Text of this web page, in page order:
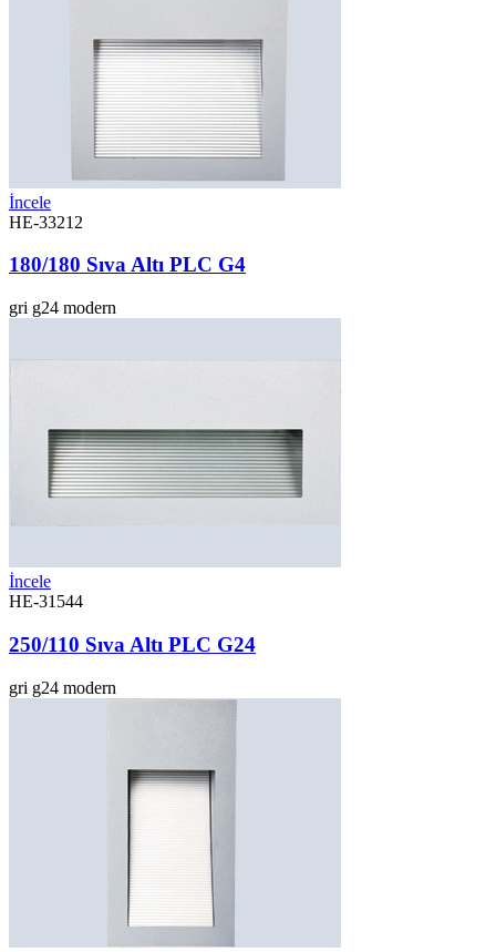
İncele
HE-33212
180/180 Sıva Altı PLC G4
gri g24 modern
İncele
HE-31544
250/110 Sıva Altı PLC G24
gri g24 modern